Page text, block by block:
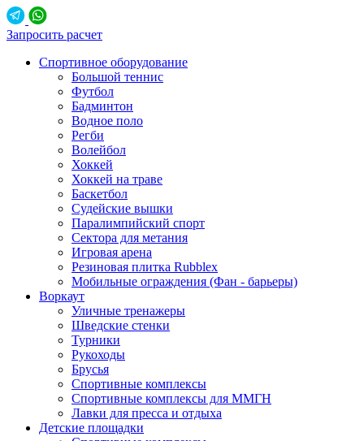
Запросить расчет
Спортивное оборудование
Большой теннис
Футбол
Бадминтон
Водное поло
Регби
Волейбол
Хоккей
Хоккей на траве
Баскетбол
Судейские вышки
Паралимпийский спорт
Сектора для метания
Игровая арена
Резиновая плитка Rubblex
Мобильные ограждения (Фан - барьеры)
Воркаут
Уличные тренажеры
Шведские стенки
Турники
Рукоходы
Брусья
Спортивные комплексы
Спортивные комплексы для ММГН
Лавки для пресса и отдыха
Детские площадки